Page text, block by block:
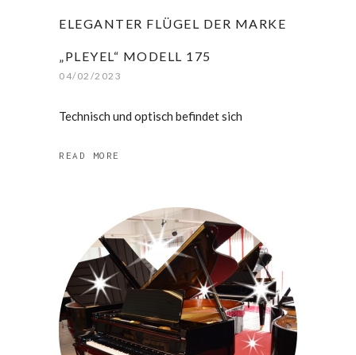
ELEGANTER FLÜGEL DER MARKE
„PLEYEL“ MODELL 175
04/02/2023
Technisch und optisch befindet sich
READ MORE